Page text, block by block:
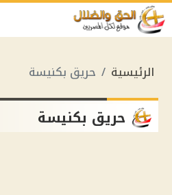
الرئيسية حريق بكنيسة
حريق بكنيسة